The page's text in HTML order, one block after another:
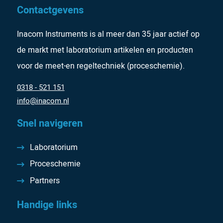
Contactgevens
Inacom Instruments is al meer dan 35 jaar actief op
de markt met laboratorium artikelen en producten
voor de meet-en regeltechniek (proceschemie).
0318 - 521 151
info@inacom.nl
Snel navigeren
Laboratorium
Proceschemie
Partners
Handige links